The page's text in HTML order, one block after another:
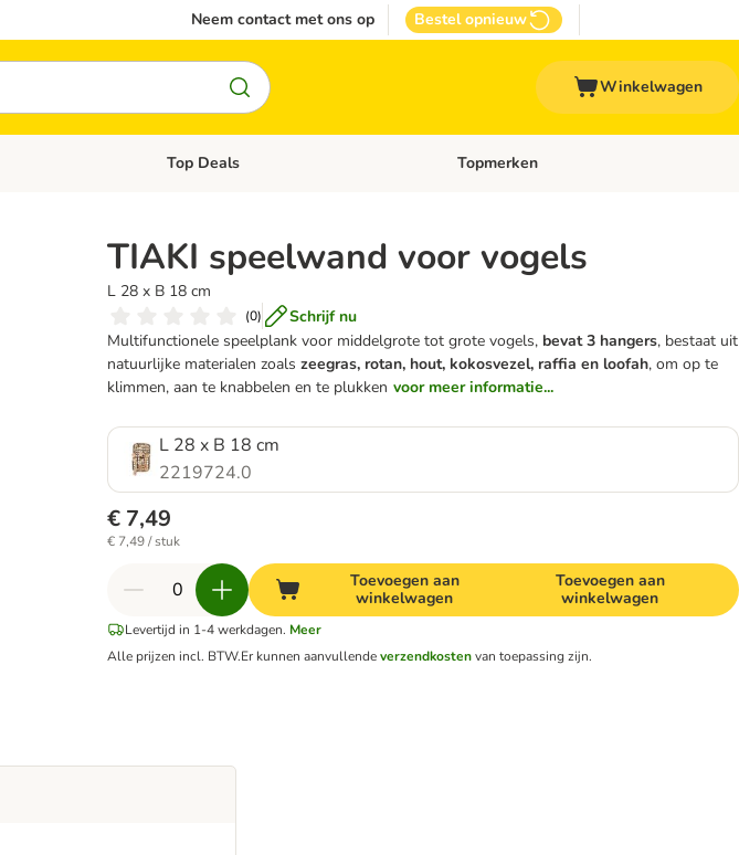
Neem contact met ons op Bestel opnieuw
Winkelwagen
Open categoriemenu: Overige huisdieren
Top Deals Open categoriemenu: Top Deals
Topmerken
TIAKI speelwand voor vogels
L 28 x B 18 cm
(0)
Schrijf nu
Multifunctionele speelplank voor middelgrote tot grote vogels, bevat 3 hangers, bestaat uit
natuurlijke materialen zoalszeegras, rotan, hout, kokosvezel, raffia en loofah, om op te
klimmen, aan te knabbelen en te plukken voor meer informatie...
L 28 x B 18 cm
2219724.0
€ 7,49
€ 7,49 / stuk
Toevoegen aan
winkelwagen
Toevoegen aan
winkelwagen
Levertijd in 1-4 werkdagen. Meer
Alle prijzen incl. BTW.Er kunnen aanvullendeverzendkostenvan toepassing zijn.